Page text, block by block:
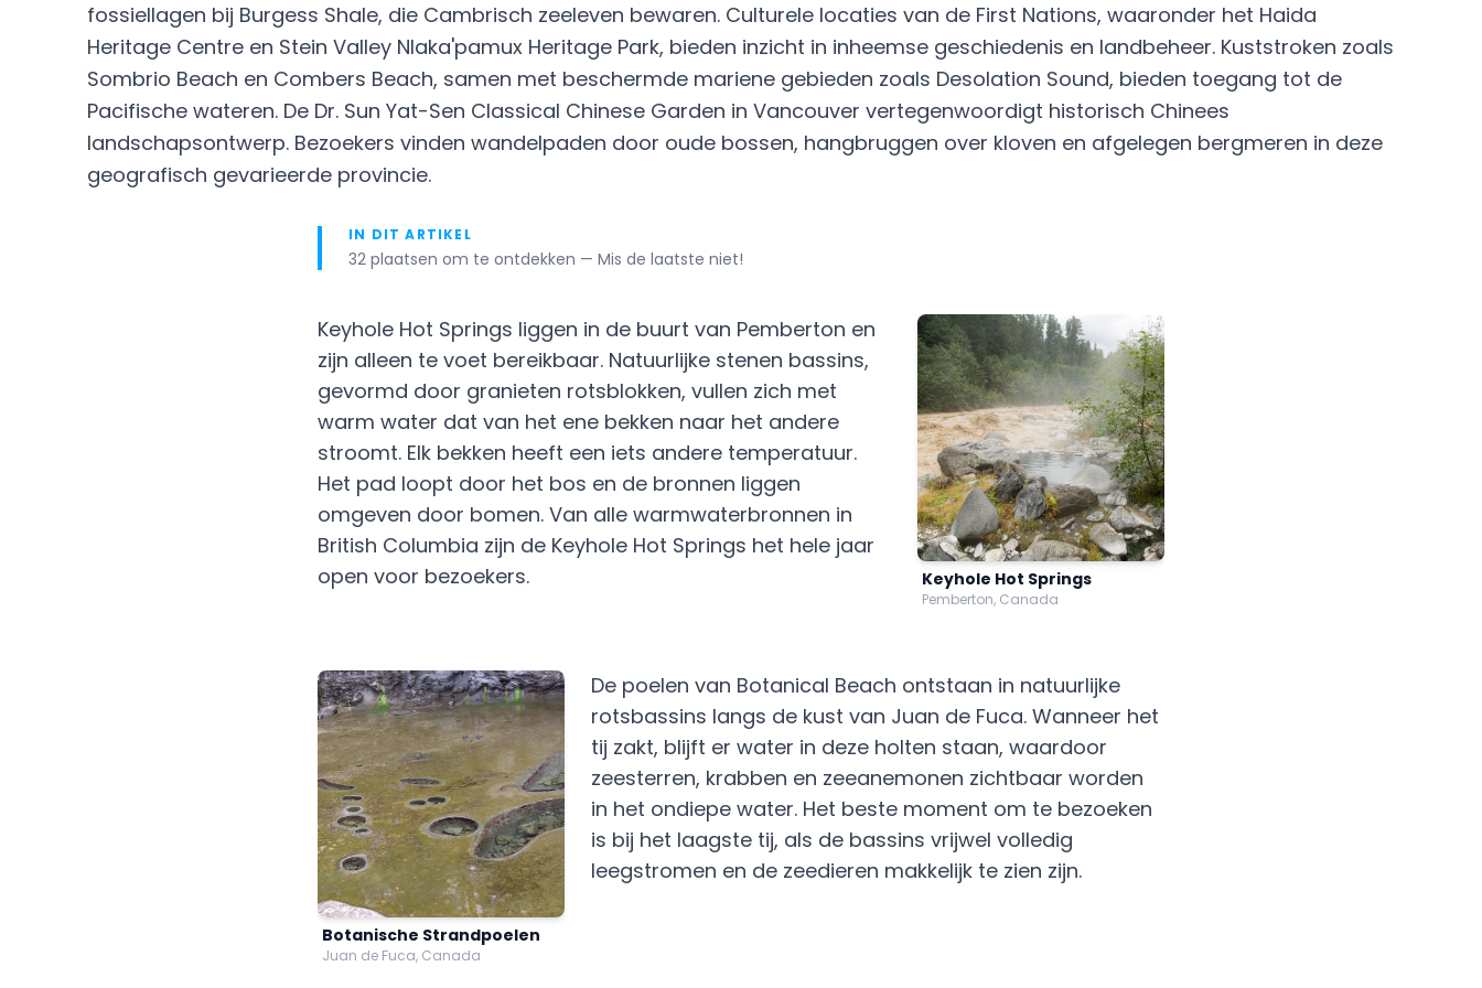
fossiellagen bij Burgess Shale, die Cambrisch zeeleven bewaren. Culturele locaties van de First Nations, waaronder het Haida
Heritage Centre en Stein Valley Nlaka'pamux Heritage Park, bieden inzicht in inheemse geschiedenis en landbeheer. Kuststroken zoals
Sombrio Beach en Combers Beach, samen met beschermde mariene gebieden zoals Desolation Sound, bieden toegang tot de
Pacifische wateren. De Dr. Sun Yat-Sen Classical Chinese Garden in Vancouver vertegenwoordigt historisch Chinees
landschapsontwerp. Bezoekers vinden wandelpaden door oude bossen, hangbruggen over kloven en afgelegen bergmeren in deze
geografisch gevarieerde provincie.
IN DIT ARTIKEL
32 plaatsen om te ontdekken — Mis de laatste niet!
Keyhole Hot Springs
Pemberton, Canada
Keyhole Hot Springs liggen in de buurt van Pemberton en
zijn alleen te voet bereikbaar. Natuurlijke stenen bassins,
gevormd door granieten rotsblokken, vullen zich met
warm water dat van het ene bekken naar het andere
stroomt. Elk bekken heeft een iets andere temperatuur.
Het pad loopt door het bos en de bronnen liggen
omgeven door bomen. Van alle warmwaterbronnen in
British Columbia zijn de Keyhole Hot Springs het hele jaar
open voor bezoekers.
Botanische Strandpoelen
Juan de Fuca, Canada
De poelen van Botanical Beach ontstaan in natuurlijke
rotsbassins langs de kust van Juan de Fuca. Wanneer het
tij zakt, blijft er water in deze holten staan, waardoor
zeesterren, krabben en zeeanemonen zichtbaar worden
in het ondiepe water. Het beste moment om te bezoeken
is bij het laagste tij, als de bassins vrijwel volledig
leegstromen en de zeedieren makkelijk te zien zijn.